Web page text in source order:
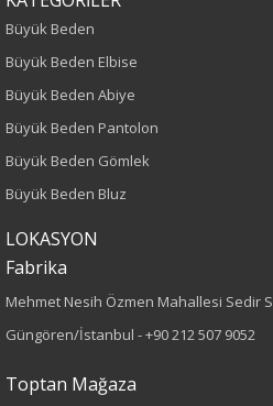
Kalıp
Büyük Beden
Boy
75
Dokuma
Düz
Büyük Beden
Büyük Beden Elbise
Büyük Beden Abiye
Büyük Beden Pantolon
Büyük Beden Gömlek
Büyük Beden Bluz
LOKASYON
Fabrika
Mehmet Nesih Özmen Mahallesi Sedir
Güngören/İstanbul -+90 212 507 9052
Toptan Mağaza